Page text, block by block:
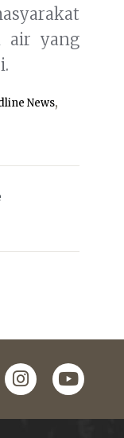
air yang
News,
instagramyoutube